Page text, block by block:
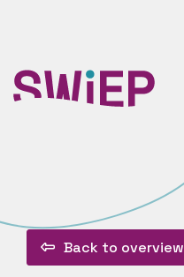
Back to overview